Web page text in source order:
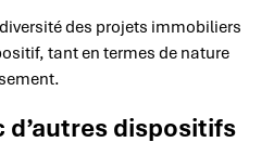
des projets immobiliers
tant en termes de nature
dispositifs